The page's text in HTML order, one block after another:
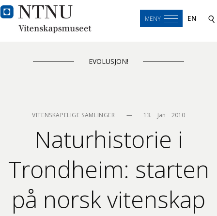
MENY EN
EVOLUSJON!
VITENSKAPELIGE SAMLINGER — 13.    Jan    2010
Naturhistorie i
Trondheim: starten
på norsk vitenskap